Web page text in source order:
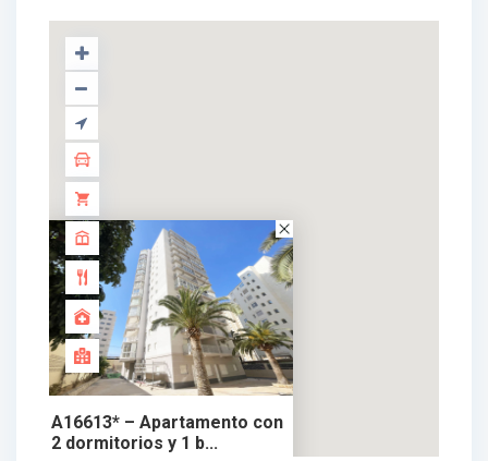
279.000 €
A16613* – Apartamento con
2 dormitorios y 1 b...